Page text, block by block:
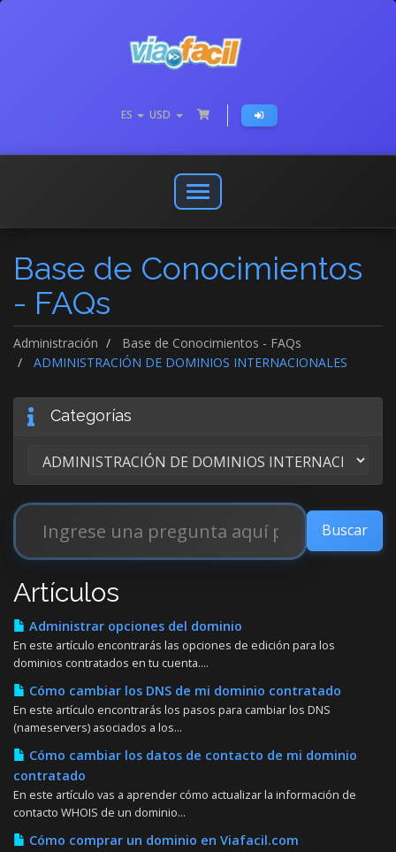
ES USD
Abrir
o
menú
de
Base de Conocimientos
- FAQs
Administración
Base de Conocimientos - FAQs
ADMINISTRACIÓN DE DOMINIOS INTERNACIONALES
Categorías
Artículos
Administrar opciones del dominio
En este artículo encontrarás las opciones de edición para los
dominios contratados en tu cuenta....
Cómo cambiar los DNS de mi dominio contratado
En este artículo encontrarás los pasos para cambiar los DNS
(nameservers) asociados a los...
Cómo cambiar los datos de contacto de mi dominio
contratado
En este artículo vas a aprender cómo actualizar la información de
contacto WHOIS de un dominio...
Cómo comprar un dominio en Viafacil.com